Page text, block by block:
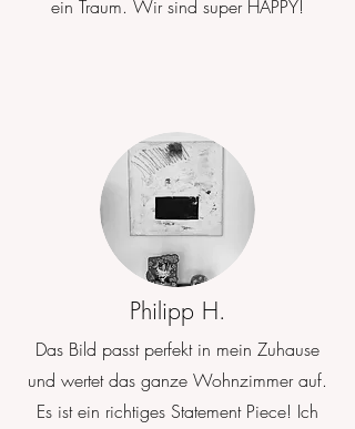
ein Traum. Wir sind super HAPPY!
Philipp H.
Das Bild passt perfekt in mein Zuhause
und wertet das ganze Wohnzimmer auf.
Es ist ein richtiges Statement Piece! Ich